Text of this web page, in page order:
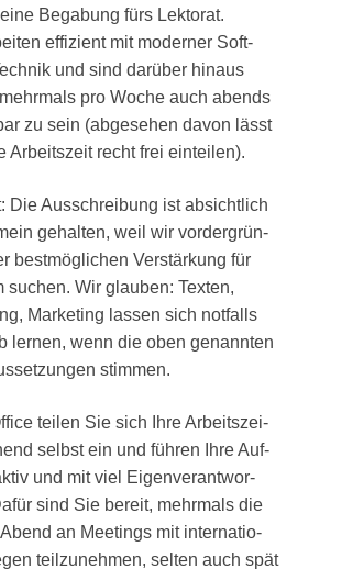
Bega­bung fürs Lektorat.
effi­zi­ent mit moder­ner Soft­
und sind dar­über hin­aus
pro Woche auch abends
zu sein (abge­se­hen davon lässt
Arbeits­zeit recht frei einteilen).
Die Aus­schrei­bung ist absicht­lich
gehal­ten, weil wir vor­der­grün­
best­mög­li­chen Ver­stär­kung für
suchen. Wir glau­ben: Tex­ten,
Mar­ke­ting las­sen sich not­falls
ler­nen, wenn die oben genann­ten
stimmen.
tei­len Sie sich Ihre Arbeits­zei­
selbst ein und füh­ren Ihre Auf­
und mit viel Eigen­ver­ant­wor­
sind Sie bereit, mehr­mals die
an Mee­tings mit inter­na­tio­
teil­zu­neh­men, sel­ten auch spät